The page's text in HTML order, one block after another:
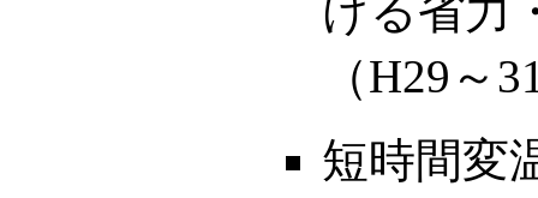
ける省力
（H29～
短時間変